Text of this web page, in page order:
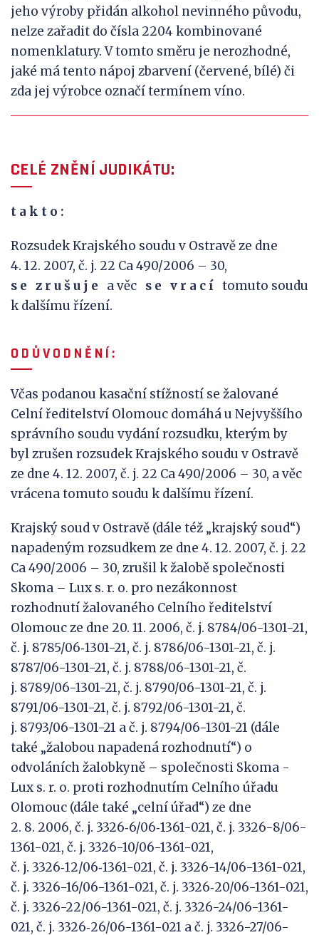
jeho výroby přidán alkohol nevinného původu,
nelze zařadit do čísla 2204 kombinované
nomenklatury. V tomto směru je nerozhodné,
jaké má tento nápoj zbarvení (červené, bílé) či
zda jej výrobce označí termínem víno.
CELÉ ZNĚNÍ JUDIKÁTU:
t a k t o :
Rozsudek Krajského soudu v Ostravě ze dne
4. 12. 2007, č. j. 22 Ca 490/2006 – 30,
s e z r uš u j e a věc s e v r a c í tomuto soudu
k dalšímu řízení.
O D Ů VO D N Ě N Í:
Včas podanou kasační stížností se žalované
Celní ředitelství Olomouc domáhá u Nejvyššího
správního soudu vydání rozsudku, kterým by
byl zrušen rozsudek Krajského soudu v Ostravě
ze dne 4. 12. 2007, č. j. 22 Ca 490/2006 – 30, a věc
vrácena tomuto soudu k dalšímu řízení.
Krajský soud v Ostravě (dále též „krajský soud“)
napadeným rozsudkem ze dne 4. 12. 2007, č. j. 22
Ca 490/2006 – 30, zrušil k žalobě společnosti
Skoma – Lux s. r. o. pro nezákonnost
rozhodnutí žalovaného Celního ředitelství
Olomouc ze dne 20. 11. 2006, č. j. 8784/06-1301-21,
č. j. 8785/06‑1301-21, č. j. 8786/06-1301-21, č. j.
8787/06-1301-21, č. j. 8788/06-1301-21, č.
j. 8789/06-1301-21, č. j. 8790/06-1301-21, č. j.
8791/06-1301-21, č. j. 8792/06-1301-21, č.
j. 8793/06-1301-21 a č. j. 8794/06-1301-21 (dále
také „žalobou napadená rozhodnutí“) o
odvoláních žalobkyně – společnosti Skoma -
Lux s. r. o. proti rozhodnutím Celního úřadu
Olomouc (dále také „celní úřad“) ze dne
2. 8. 2006, č. j. 3326‑6/06‑1361-021, č. j. 3326-8/06-
1361-021, č. j. 3326-10/06-1361-021,
č. j. 3326‑12/06‑1361-021, č. j. 3326-14/06-1361-021,
č. j. 3326-16/06-1361-021, č. j. 3326‑20/06-1361-021,
č. j. 3326-22/06-1361-021, č. j. 3326-24/06-1361-
021, č. j. 3326‑26/06-1361-021 a č. j. 3326-27/06-